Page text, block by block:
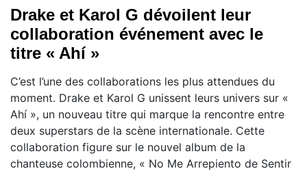
Drake et Karol G dévoilent leur
collaboration événement avec le
titre « Ahí »
C’est l’une des collaborations les plus attendues du
moment. Drake et Karol G unissent leurs univers sur «
Ahí », un nouveau titre qui marque la rencontre entre
deux superstars de la scène internationale. Cette
collaboration figure sur le nouvel album de la
chanteuse colombienne, « No Me Arrepiento de Sentir